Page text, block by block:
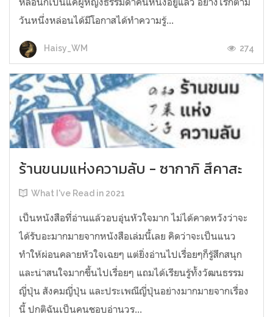
วันหนึ่งหล่อนได้มีโอกาสได้ทำความรู้...
Haisy_WM 274
ร้านขนมแห่งความลับ - ซากากิ สึคาสะ
What I've Read in 2021
เป็นหนังสือที่อ่านแล้วอบอุ่นหัวใจมาก ไม่ได้คาดหวังว่าจะ
ได้รับอะมากมายจากหนังสือเล่มนี้เลย คิดว่าจะเป็นแนว
ทำให้ผ่อนคลายหัวใจเฉยๆ แต่ยิ่งอ่านไปเรื่อยๆก็รู้สึกสนุก
และน่าสนใจมากขึ้นไปเรื่อยๆ แถมได้เรียนรู้ทั้งวัฒนธรรม
ญี่ปุ่น สังคมญี่ปุ่น และประเพณีญี่ปุ่นอย่างมากมายจากเรื่อง
นี้ ปกติฉันเป็นคนชอบอ่านวร...